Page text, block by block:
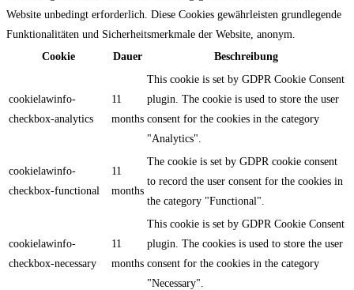
Website unbedingt erforderlich. Diese Cookies gewährleisten grundlegende
Funktionalitäten und Sicherheitsmerkmale der Website, anonym.
Cookie
Dauer Beschreibung
cookielawinfo-
checkbox-analytics
11
months
This cookie is set by GDPR Cookie Consent
plugin. The cookie is used to store the user
consent for the cookies in the category
"Analytics".
cookielawinfo-
checkbox-functional
11
months
The cookie is set by GDPR cookie consent
to record the user consent for the cookies in
the category "Functional".
cookielawinfo-
checkbox-necessary
11
months
This cookie is set by GDPR Cookie Consent
plugin. The cookies is used to store the user
consent for the cookies in the category
"Necessary".